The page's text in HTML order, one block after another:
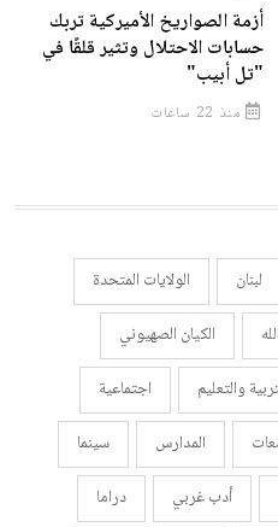
أزمة الصواريخ الأميركية تربك
حسابات الاحتلال وتثير قلقًا في
"تل أبيب"
منذ 22 ساعات
لبنان
الولايات المتحدة
الكيان الصهيوني
والتعليم
اجتماعية
المدارس
سينما
أدب غربي
دراما